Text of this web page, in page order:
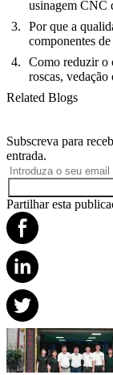
usinagem CNC
Por que a
componentes
Como reduzir o
roscas, vedação
Related Blogs
Subscreva para
entrada.
Partilhar esta